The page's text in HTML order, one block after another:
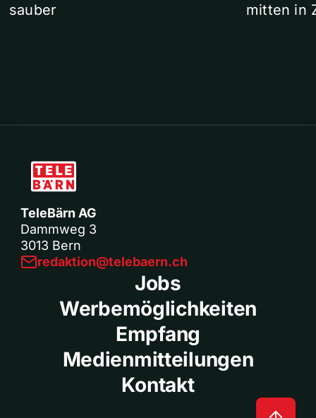
sauber
mitten in
TeleBärn AG
Dammweg 3
3013 Bern
redaktion@telebaern.ch
Jobs
Werbemöglichkeiten
Empfang
Medienmitteilungen
Kontakt